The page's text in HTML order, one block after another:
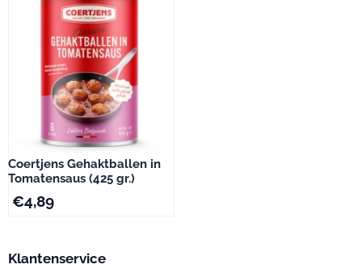
Coertjens Gehaktballen in
Tomatensaus (425 gr.)
€4,89
Klantenservice